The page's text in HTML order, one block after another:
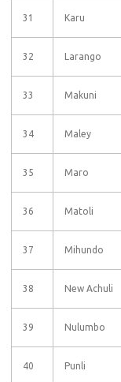
31 Karu
32 Larango
33 Makuni
34 Maley
35 Maro
36 Matoli
37 Mihundo
38 New Achuli
39 Nulumbo
40 Punli